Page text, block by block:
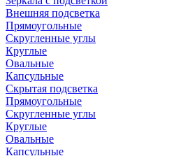
Внешняя подсветка
Прямоугольные
Скругленные углы
Круглые
Овальные
Капсульные
Скрытая подсветка
Прямоугольные
Скругленные углы
Круглые
Овальные
Капсульные